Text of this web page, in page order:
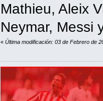
Mathieu, Aleix
Neymar, Messi
«Última modificación: 03 de Febrero de